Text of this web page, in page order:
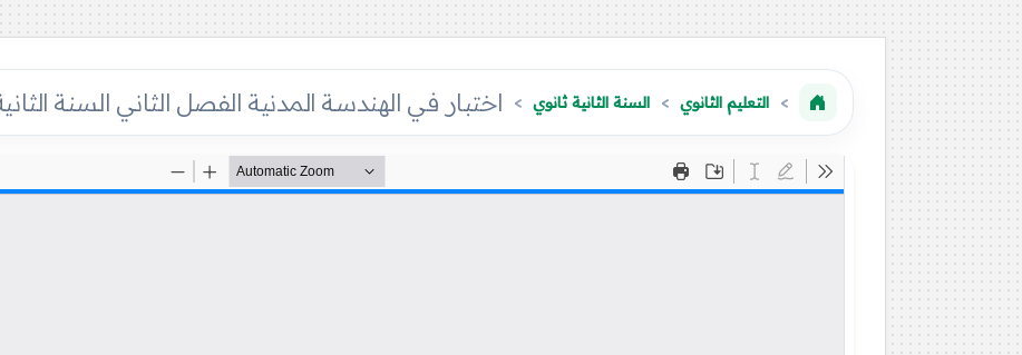
التعليم الثانوي السنة الثانية ثانوي اختبار في الهندسة المدنية الفصل الثاني السنة